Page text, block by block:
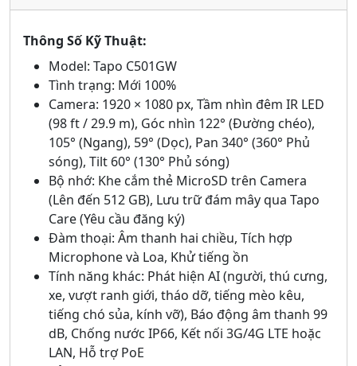
Thông Số Kỹ Thuật:
Model: Tapo C501GW
Tình trạng: Mới 100%
Camera: 1920 × 1080 px, Tầm nhìn đêm IR LED
(98 ft / 29.9 m), Góc nhìn 122° (Đường chéo),
105° (Ngang), 59° (Dọc), Pan 340° (360° Phủ
sóng), Tilt 60° (130° Phủ sóng)
Bộ nhớ: Khe cắm thẻ MicroSD trên Camera
(Lên đến 512 GB), Lưu trữ đám mây qua Tapo
Care (Yêu cầu đăng ký)
Đàm thoại: Âm thanh hai chiều, Tích hợp
Microphone và Loa, Khử tiếng ồn
Tính năng khác: Phát hiện AI (người, thú cưng,
xe, vượt ranh giới, tháo dỡ, tiếng mèo kêu,
tiếng chó sủa, kính vỡ), Báo động âm thanh 99
dB, Chống nước IP66, Kết nối 3G/4G LTE hoặc
LAN, Hỗ trợ PoE